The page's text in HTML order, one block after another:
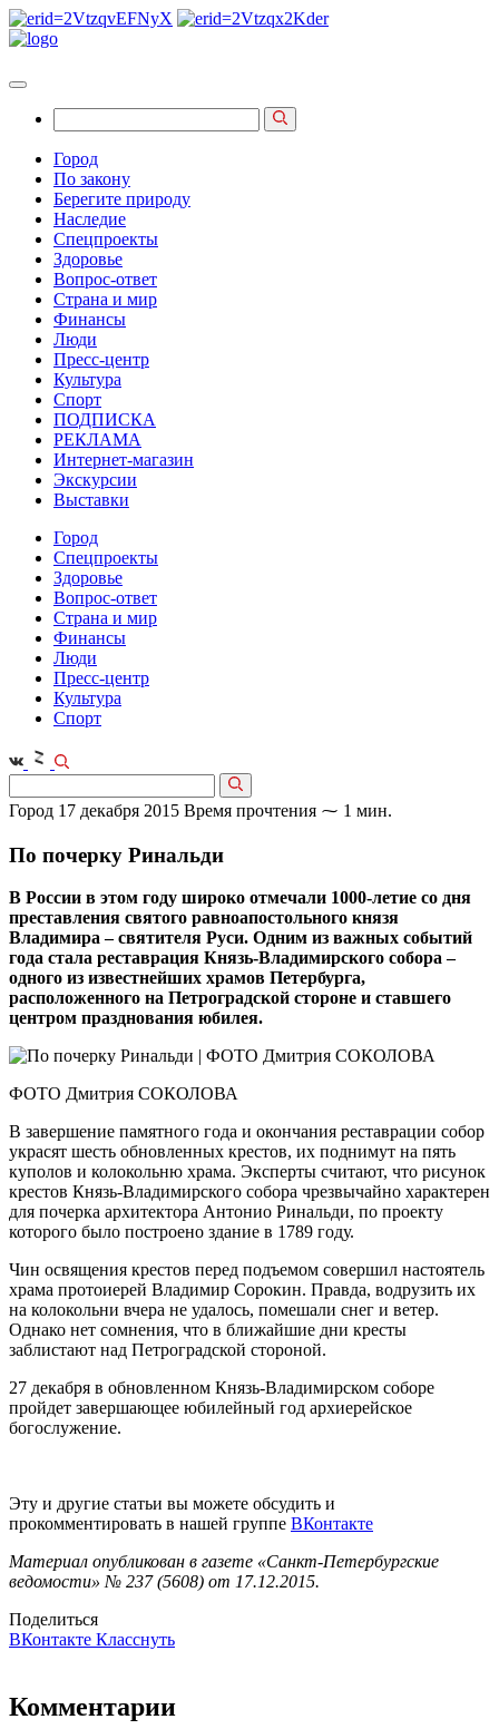
Город
По закону
Берегите природу
Наследие
Спецпроекты
Здоровье
Вопрос-ответ
Страна и мир
Финансы
Люди
Пресс-центр
Культура
Спорт
ПОДПИСКА
РЕКЛАМА
Интернет-магазин
Экскурсии
Выставки
Город
Спецпроекты
Здоровье
Вопрос-ответ
Страна и мир
Финансы
Люди
Пресс-центр
Культура
Спорт
Город 17 декабря 2015 Время прочтения ⁓ 1 мин.
По почерку Ринальди
В России в этом году широко отмечали 1000-летие со дня
преставления святого равноапостольного князя
Владимира – святителя Руси. Одним из важных событий
года стала реставрация Князь-Владимирского собора –
одного из известнейших храмов Петербурга,
расположенного на Петроградской стороне и ставшего
центром празднования юбилея.
ФОТО Дмитрия СОКОЛОВА
В завершение памятного года и окончания реставрации собор
украсят шесть обновленных крестов, их поднимут на пять
куполов и колокольню храма. Эксперты считают, что рисунок
крестов Князь-Владимирского собора чрезвычайно характерен
для почерка архитектора Антонио Ринальди, по проекту
которого было построено здание в 1789 году.
Чин освящения крестов перед подъемом совершил настоятель
храма протоиерей Владимир Сорокин. Правда, водрузить их
на колокольни вчера не удалось, помешали снег и ветер.
Однако нет сомнения, что в ближайшие дни кресты
заблистают над Петроградской стороной.
27 декабря в обновленном Князь-Владимирском соборе
пройдет завершающее юбилейный год архиерейское
богослужение.
Эту и другие статьи вы можете обсудить и
прокомментировать в нашей группе ВКонтакте
Материал опубликован в газете «Санкт-Петербургские
ведомости» № 237 (5608) от 17.12.2015.
Поделиться
ВКонтакте Класснуть
Комментарии